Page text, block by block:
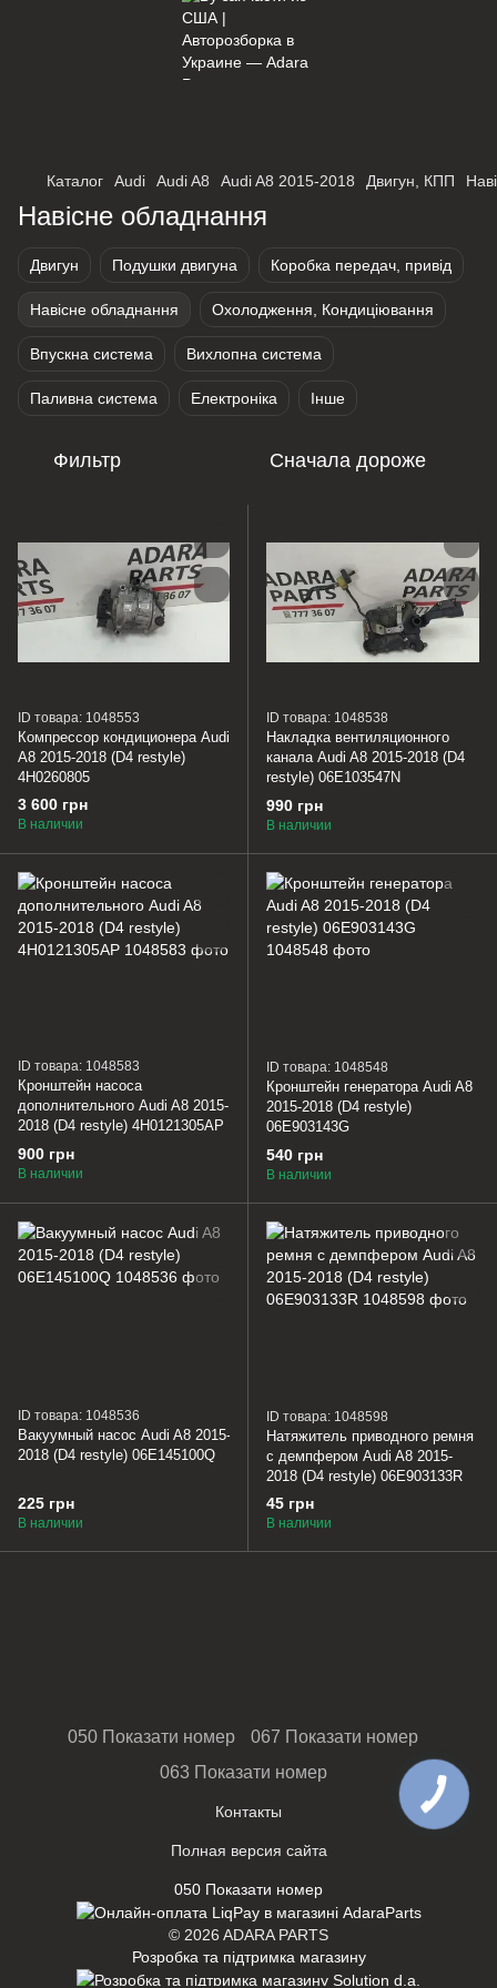
Оберіть мережу для переходу
Каталог Audi Audi A8 Audi A8 2015-2018 Двигун, КПП
Навісне обладнання
Двигун Подушки двигуна Коробка передач, привід
Навісне обладнання Охолодження, Кондиціювання
Впускна система Вихлопна система
Паливна система Електроніка Інше
Фильтр Сначала дороже
ID товара: 1048553
Компрессор кондиционера Audi
A8 2015-2018 (D4 restyle)
4H0260805
3 600 грн
В наличии
ID товара: 1048538
Накладка вентиляционного
канала Audi A8 2015-2018 (D4
restyle) 06E103547N
990 грн
В наличии
ID товара: 1048583
Кронштейн насоса
дополнительного Audi A8 2015-
2018 (D4 restyle) 4H0121305AP
900 грн
В наличии
ID товара: 1048548
Кронштейн генератора Audi A8
2015-2018 (D4 restyle)
06E903143G
540 грн
В наличии
ID товара: 1048536
Вакуумный насос Audi A8 2015-
2018 (D4 restyle) 06E145100Q
225 грн
В наличии
ID товара: 1048598
Натяжитель приводного ремня
с демпфером Audi A8 2015-
2018 (D4 restyle) 06E903133R
45 грн
В наличии
050 Показати номер
067 Показати номер
063 Показати номер
Контакты
Полная версия сайта
050 Показати номер
© 2026 ADARA PARTS
Розробка та підтримка магазину